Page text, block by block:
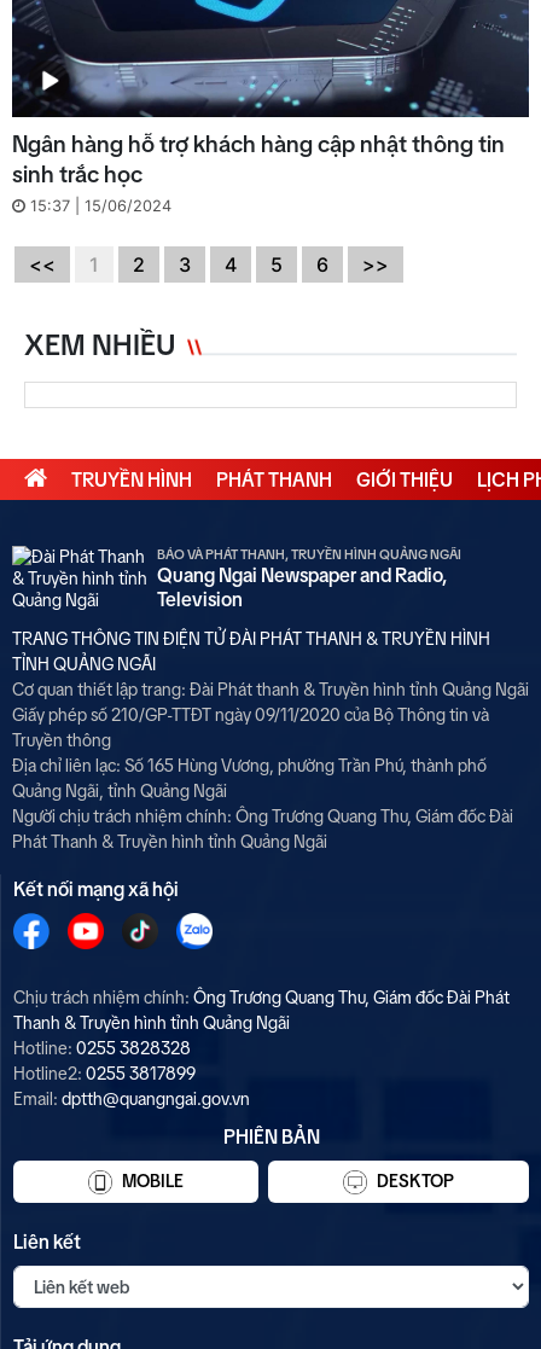
Ngân hàng hỗ trợ khách hàng cập nhật thông tin
sinh trắc học
15:37 | 15/06/2024
<< 1 2 3 4 5 6 >>
XEM NHIỀU
TRUYỀN HÌNH PHÁT THANH GIỚI THIỆU LỊCH
BÁO VÀ PHÁT THANH, TRUYỀN HÌNH QUẢNG NGÃI
Quang Ngai Newspaper and Radio,
Television
TRANG THÔNG TIN ĐIỆN TỬ ĐÀI PHÁT THANH & TRUYỀN HÌNH
TỈNH QUẢNG NGÃI
Cơ quan thiết lập trang: Đài Phát thanh & Truyền hình tỉnh Quảng Ngãi
Giấy phép số 210/GP-TTĐT ngày 09/11/2020 của Bộ Thông tin và
Truyền thông
Địa chỉ liên lạc: Số 165 Hùng Vương, phường Trần Phú, thành phố
Quảng Ngãi, tỉnh Quảng Ngãi
Người chịu trách nhiệm chính: Ông Trương Quang Thu, Giám đốc Đài
Phát Thanh & Truyền hình tỉnh Quảng Ngãi
Kết nối mạng xã hội
Chịu trách nhiệm chính: Ông Trương Quang Thu, Giám đốc Đài Phát
Thanh & Truyền hình tỉnh Quảng Ngãi
Hotline: 0255 3828328
Hotline2: 0255 3817899
Email: dptth@quangngai.gov.vn
PHIÊN BẢN
MOBILE DESKTOP
Liên kết